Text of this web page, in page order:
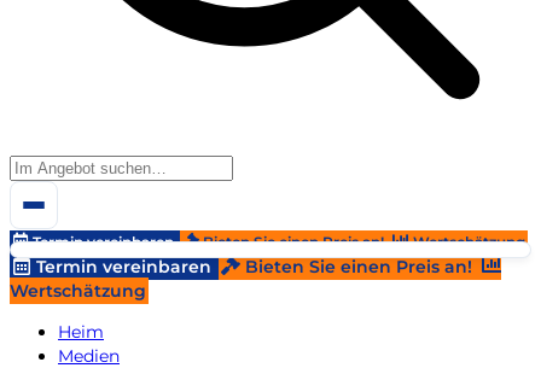
Termin vereinbaren Bieten Sie einen Preis an! Wertschätzung
Termin vereinbaren
Bieten Sie einen Preis an!
Wertschätzung
Heim
Medien